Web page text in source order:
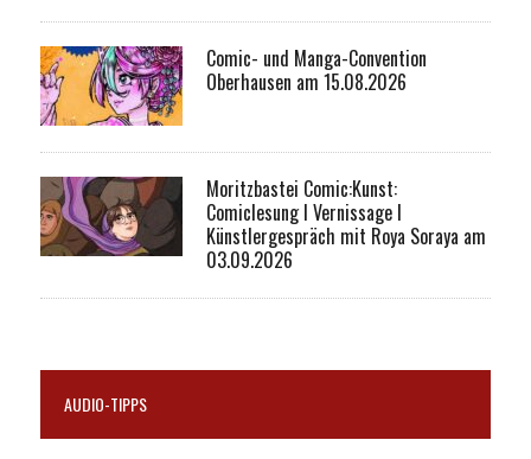
Comic- und Manga-Convention
Oberhausen am 15.08.2026
Moritzbastei Comic:Kunst:
Comiclesung I Vernissage I
Künstlergespräch mit Roya Soraya am
03.09.2026
AUDIO-TIPPS